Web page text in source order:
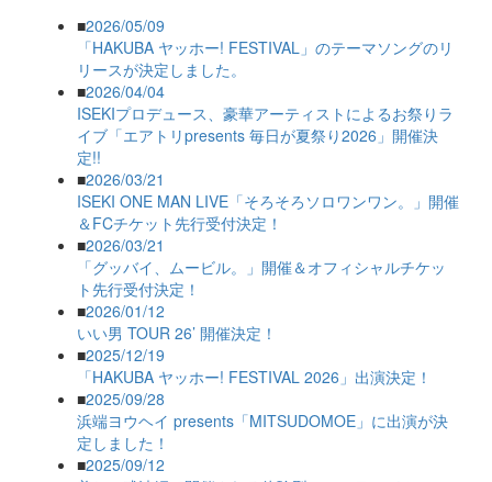
■2026/05/09
「HAKUBA ヤッホー! FESTIVAL」のテーマソングのリ
リースが決定しました。
■2026/04/04
ISEKIプロデュース、豪華アーティストによるお祭りラ
イブ「エアトリpresents 毎日が夏祭り2026」開催決
定!!
■2026/03/21
ISEKI ONE MAN LIVE「そろそろソロワンワン。」開催
＆FCチケット先行受付決定！
■2026/03/21
「グッバイ、ムービル。」開催＆オフィシャルチケッ
ト先行受付決定！
■2026/01/12
いい男 TOUR 26’ 開催決定！
■2025/12/19
「HAKUBA ヤッホー! FESTIVAL 2026」出演決定！
■2025/09/28
浜端ヨウヘイ presents「MITSUDOMOE」に出演が決
定しました！
■2025/09/12